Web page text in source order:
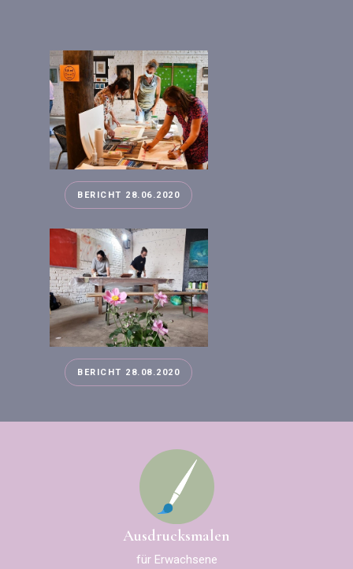
BERICHT 28.06.2020
BERICHT 28.08.2020
Ausdrucksmalen
für Erwachsene